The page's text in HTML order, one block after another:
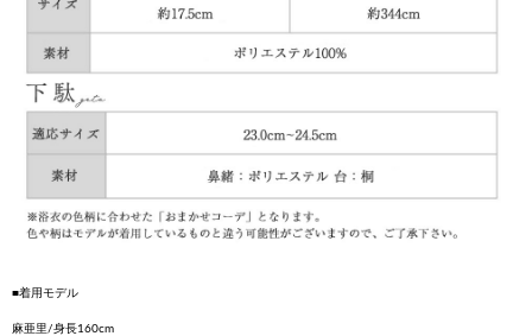
■着用モデル
麻亜里/身長160cm